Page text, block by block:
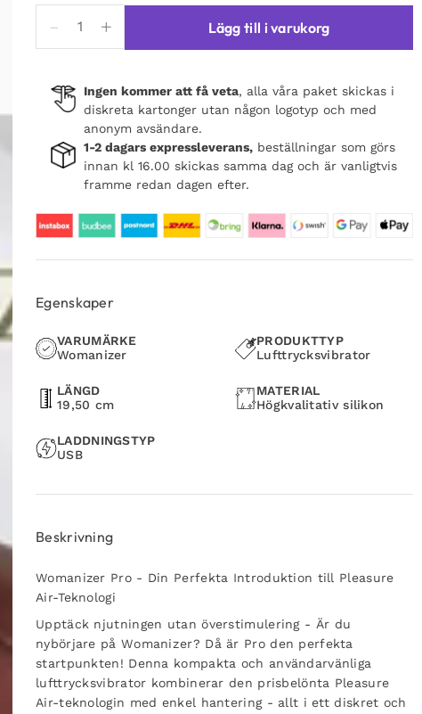
Pro
Lägg till i varukorg
Ingen kommer att få veta, alla våra paket skickas i
diskreta kartonger utan någon logotyp och med
anonym avsändare.
1-2 dagars expressleverans, beställningar som görs
innan kl 16.00 skickas samma dag och är vanligtvis
framme redan dagen efter.
Egenskaper
VARUMÄRKE
Womanizer
PRODUKTTYP
Lufttrycksvibrator
LÄNGD
19,50 cm
MATERIAL
Högkvalitativ silikon
LADDNINGSTYP
USB
Beskrivning
Womanizer Pro - Din Perfekta Introduktion till Pleasure
Air-Teknologi
Upptäck njutningen utan överstimulering - Är du
nybörjare på Womanizer? Då är Pro den perfekta
startpunkten! Denna kompakta och användarvänliga
lufttrycksvibrator kombinerar den prisbelönta Pleasure
Air-teknologin med enkel hantering - allt i ett diskret och